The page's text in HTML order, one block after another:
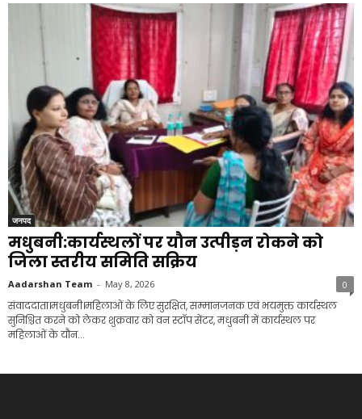
जनपद
मधुबनी:कार्यस्थलों पर यौन उत्पीड़न रोकने को
जिला स्तरीय समिति सक्रिय
Aadarshan Team - May 8, 2026 0
संवाददाता।मधुबनी।महिलाओं के लिए सुरक्षित, सम्मानजनक एवं भयमुक्त कार्यस्थल
सुनिश्चित करने को लेकर शुक्रवार को वन स्टॉप सेंटर, मधुबनी में कार्यस्थल पर
महिलाओं के यौन...